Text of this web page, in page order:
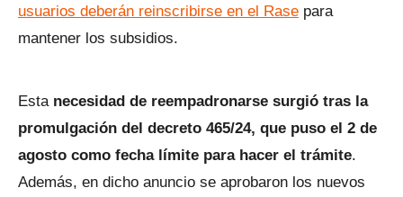
usuarios deberán reinscribirse en el Rase para
mantener los subsidios.
Esta necesidad de reempadronarse surgió tras la
promulgación del decreto 465/24, que puso el 2 de
agosto como fecha límite para hacer el trámite.
Además, en dicho anuncio se aprobaron los nuevos